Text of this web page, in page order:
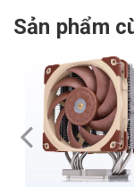
Sản phẩm